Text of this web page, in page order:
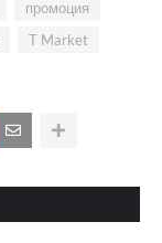
промоция
T Market